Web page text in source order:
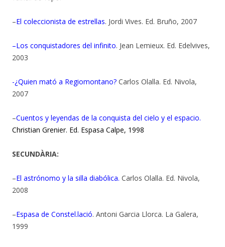
–El coleccionista de estrellas. Jordi Vives. Ed. Bruño, 2007
–Los conquistadores del infinito. Jean Lemieux. Ed. Edelvives,
2003
-¿Quien mató a Regiomontano? Carlos Olalla. Ed. Nivola,
2007
–Cuentos y leyendas de la conquista del cielo y el espacio.
Christian Grenier. Ed. Espasa Calpe, 1998
SECUNDÀRIA:
–El astrónomo y la silla diabólica. Carlos Olalla. Ed. Nivola,
2008
–Espasa de Constel.lació. Antoni Garcia Llorca. La Galera,
1999